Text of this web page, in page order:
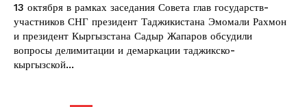
13 октября в рамках заседания Совета глав государств-
участников СНГ президент Таджикистана Эмомали Рахмон
и президент Кыргызстана Садыр Жапаров обсудили
вопросы делимитации и демаркации таджикско-
кыргызской...